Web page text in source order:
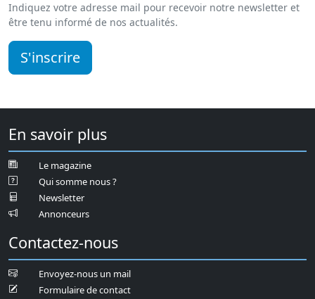
Indiquez votre adresse mail pour recevoir notre newsletter et
être tenu informé de nos actualités.
S'inscrire
En savoir plus
Le magazine
Qui somme nous ?
Newsletter
Annonceurs
Contactez-nous
Envoyez-nous un mail
Formulaire de contact